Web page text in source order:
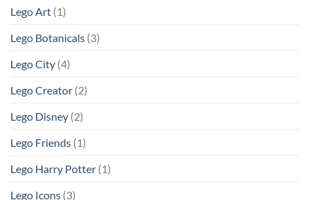
Lego Art (1)
Lego Botanicals (3)
Lego City (4)
Lego Creator (2)
Lego Disney (2)
Lego Friends (1)
Lego Harry Potter (1)
Lego Icons (3)